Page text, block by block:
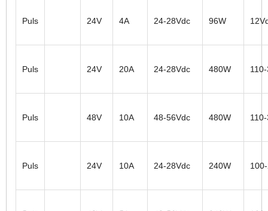
Puls 24V 4A 24-28Vdc 96W
Puls 24V 20A 24-28Vdc 480W
Puls 48V 10A 48-56Vdc 480W
Puls 24V 10A 24-28Vdc 240W